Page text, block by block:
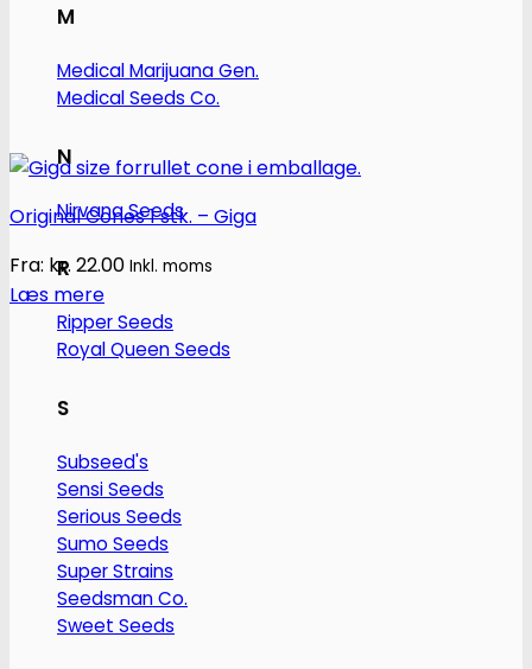
M
Medical Marijuana Gen.
Medical Seeds Co.
N
Nirvana Seeds
R
Ripper Seeds
Royal Queen Seeds
S
Subseed's
Sensi Seeds
Serious Seeds
Sumo Seeds
Super Strains
Seedsman Co.
Sweet Seeds
Original Cones 1 stk. – Giga
Fra: kr. 22.00 Inkl. moms
Læs mere